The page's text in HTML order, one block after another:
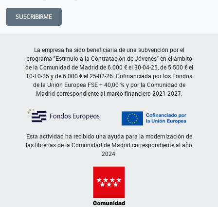
SUSCRIBIRME
La empresa ha sido beneficiaria de una subvención por el
programa "Estímulo a la Contratación de Jóvenes" en el ámbito
de la Comunidad de Madrid de 6.000 € el 30-04-25, de 5.500 € el
10-10-25 y de 6.000 € el 25-02-26. Cofinanciada por los Fondos
de la Unión Europea FSE + 40,00 % y por la Comunidad de
Madrid correspondiente al marco financiero 2021-2027.
Esta actividad ha recibido una ayuda para la modernización de
las librerías de la Comunidad de Madrid correspondiente al año
2024.